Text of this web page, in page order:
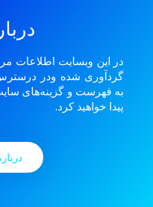
در این وبسایت اطلاعات
گردآوری شده ودر
به فهرست و گزینه‌های
پیدا خواهید کرد.